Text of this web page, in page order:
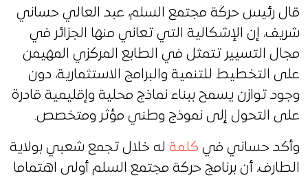
قال رئيس حركة مجتمع السلم، عبد العالي حساني
شريف، إن الإشكالية التي تعاني منها الجزائر في
مجال التسيير تتمثل في الطابع المركزي المهيمن
على التخطيط للتنمية والبرامج الاستثمارية، دون
وجود توازن يسمح ببناء نماذج محلية وإقليمية قادرة
على التحول إلى نموذج وطني مؤثر ومتخصص.
وأكد حساني في كلمة له خلال تجمع شعبي بولاية
الطارف، أن برنامج حركة مجتمع السلم أولى اهتماما